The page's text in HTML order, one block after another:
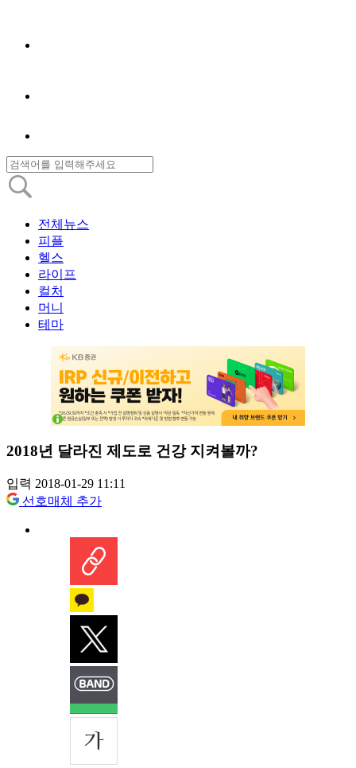
전체뉴스
피플
헬스
라이프
컬처
머니
테마
2018년 달라진 제도로 건강 지켜볼까?
입력 2018-01-29 11:11
선호매체 추가